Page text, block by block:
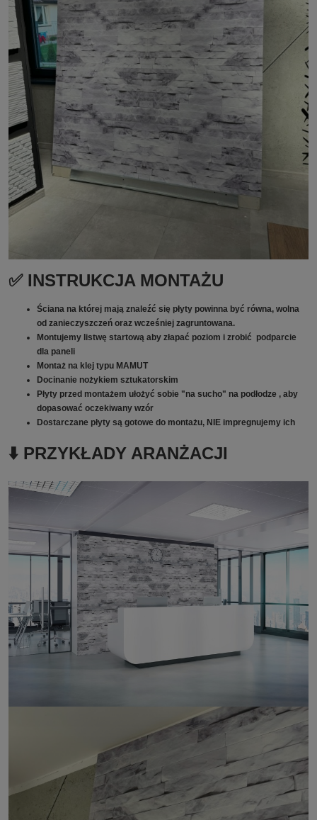
✅ INSTRUKCJA MONTAŻU
Ściana na której mają znaleźć się płyty powinna być równa, wolna
od zanieczyszczeń oraz wcześniej zagruntowana.
Montujemy listwę startową aby złapać poziom i zrobić podparcie
dla paneli
Montaż na klej typu MAMUT
Docinanie nożykiem sztukatorskim
Płyty przed montażem ułożyć sobie "na sucho" na podłodze , aby
dopasować oczekiwany wzór
Dostarczane płyty są gotowe do montażu, NIE impregnujemy ich
⬇️ PRZYKŁADY ARANŻACJI